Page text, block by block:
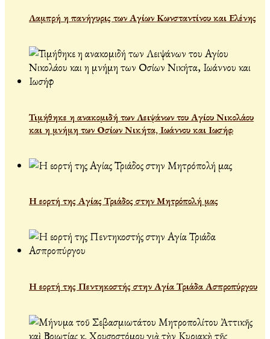
Λαμπρή η πανήγυρις των Αγίων Κωνσταντίνου και Ελένης
Τιμήθηκε η ανακομιδή των Λειψάνων του Αγίου Νικολάου
και η μνήμη των Οσίων Νικήτα, Ιωάννου και Ιωσήφ
Η εορτή της Αγίας Τριάδος στην Μητρόπολή μας
Η εορτή της Πεντηκοστής στην Αγία Τριάδα Ασπροπύργου